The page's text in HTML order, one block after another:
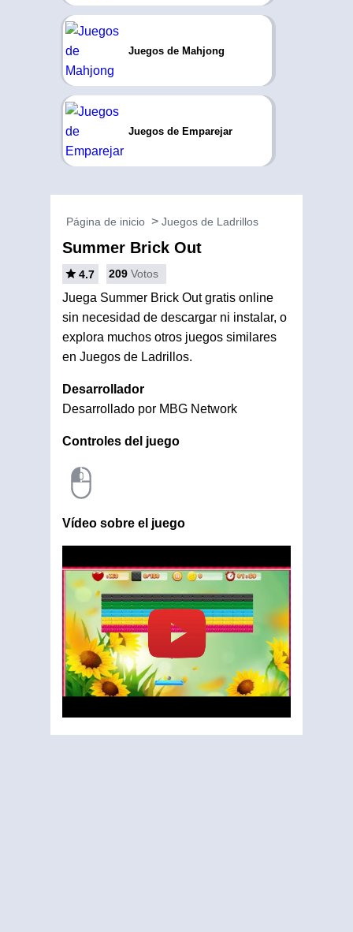
Juegos de Mahjong
Juegos de Emparejar
Página de inicio Juegos de Ladrillos
Summer Brick Out
4.7 209 Votos
Juega Summer Brick Out gratis online
sin necesidad de descargar ni instalar, o
explora muchos otros juegos similares
en Juegos de Ladrillos.
Desarrollador
Desarrollado por MBG Network
Controles del juego
Vídeo sobre el juego